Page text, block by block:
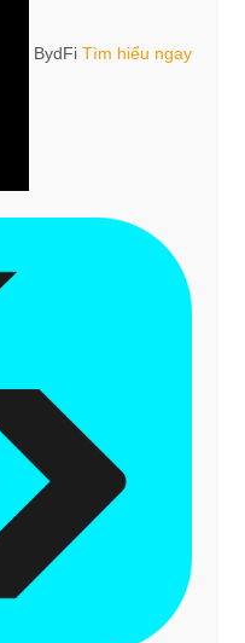
BydFi Tìm hiểu ngay